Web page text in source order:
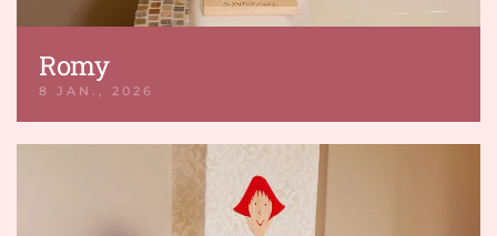
Romy
8 JAN., 2026